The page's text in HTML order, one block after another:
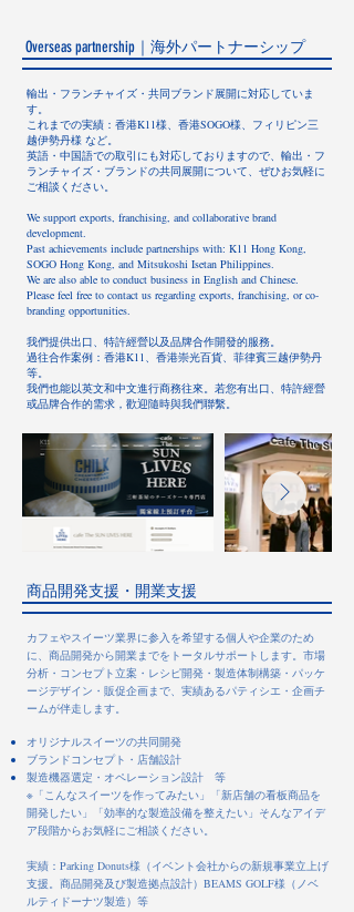
Overseas partnership｜​海外パートナーシップ
輸出・フランチャイズ・共同ブランド展開に対応していま
す。
これまでの実績：香港K11様、香港SOGO様、フィリピン三
越伊勢丹様 など。
英語・中国語での取引にも対応しておりますので、輸出・フ
ランチャイズ・ブランドの共同展開について、ぜひお気軽に
ご相談ください。
We support exports, franchising, and collaborative brand
development.
Past achievements include partnerships with: K11 Hong Kong,
SOGO Hong Kong, and Mitsukoshi Isetan Philippines.
We are also able to conduct business in English and Chinese.
Please feel free to contact us regarding exports, franchising, or co-
branding opportunities.
我們提供出口、特許經營以及品牌合作開發的服務。
過往合作案例：香港K11、香港崇光百貨、菲律賓三越伊勢丹
等。
我們也能以英文和中文進行商務往來。若您有出口、特許經營
或品牌合作的需求，歡迎隨時與我們聯繫。​
​商品開発支援・開業支援
カフェやスイーツ業界に参入を希望する個人や企業のため
に、商品開発から開業までをトータルサポートします。市場
分析・コンセプト立案・レシピ開発・製造体制構築・パッケ
ージデザイン・販促企画まで、実績あるパティシエ・企画チ
ームが伴走します。
オリジナルスイーツの共同開発
ブランドコンセプト・店舗設計
製造機器選定・オペレーション設計 等
※「こんなスイーツを作ってみたい」「新店舗の看板商品を
開発したい」「効率的な製造設備を整えたい」そんなアイデ
ア段階からお気軽にご相談ください。
実績：Parking Donuts様（イベント会社からの新規事業立上げ
支援。商品開発及び製造拠点設計）BEAMS GOLF様（ノベ
ルティドーナツ製造）等